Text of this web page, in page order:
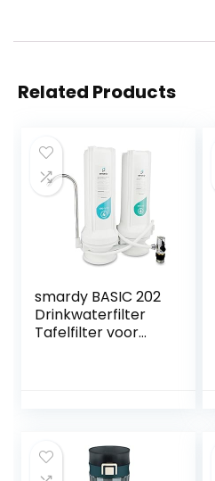
Related Products
smardy BASIC 202
Drinkwaterfilter
Tafelfilter voor